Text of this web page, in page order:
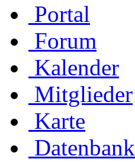
Portal
Forum
Kalender
Mitglieder
Karte
Datenbank